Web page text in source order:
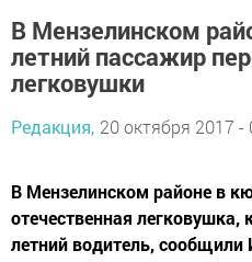
В Мензелинском
летний пассажир
легковушки
Редакция, 20 октября 2017 -
В Мензелинском районе в
отечественная легковушка,
летний водитель,